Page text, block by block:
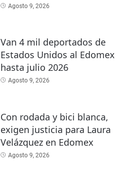
Agosto 9, 2026
Van 4 mil deportados de
Estados Unidos al Edomex
hasta julio 2026
Agosto 9, 2026
Con rodada y bici blanca,
exigen justicia para Laura
Velázquez en Edomex
Agosto 9, 2026